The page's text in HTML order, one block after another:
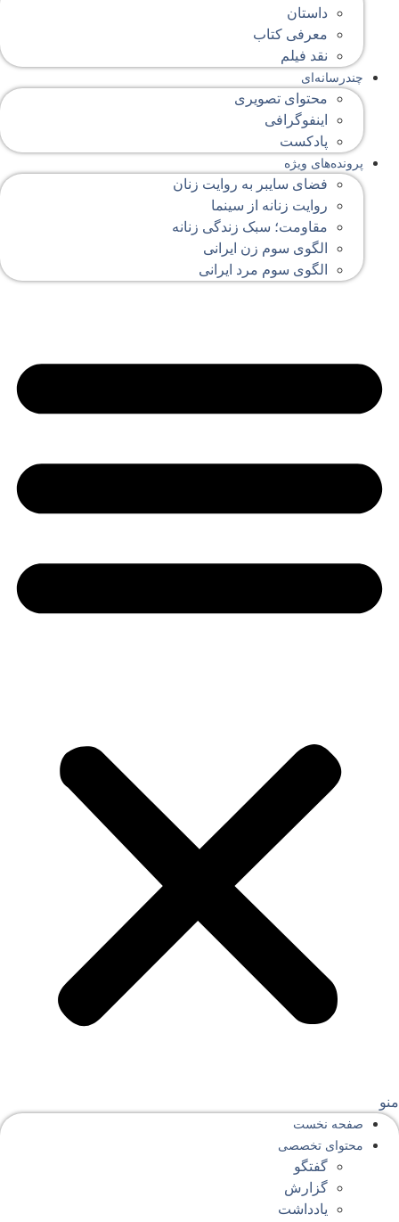
داستان
معرفی کتاب
نقد فیلم
چندرسانه‌ای
محتوای تصویری
اینفوگرافی
پادکست
پرونده‌های ویژه
فضای سایبر به روایت زنان
روایت زنانه از سینما
مقاومت؛ سبک زندگی زنانه
الگوی سوم زن ایرانی
الگوی سوم مرد ایرانی
صفحه‌ نخست
محتوای‌ تخصصی
گفتگو
گزارش
یادداشت